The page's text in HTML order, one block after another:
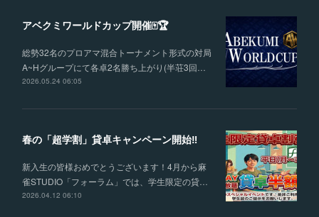
アベクミワールドカップ開催🀄🏆
総勢32名のプロアマ混合トーナメント形式の対局
A~Hグループにて各卓2名勝ち上がり(半荘3回…
2026.05.24 06:05
春の「超学割」貸卓キャンペーン開始‼
新入生の皆様おめでとうございます！4月から麻
雀STUDIO「フォーラム」では、学生限定の貸…
2026.04.12 06:10